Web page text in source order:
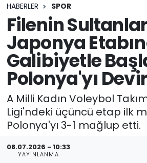
HABERLER SPOR
Filenin
Japonya
Galibiyetle
Polonya'yı
A Milli Kadın Voleybol
Ligi'ndeki üçüncü etap ilk
Polonya'yı 3-1 mağlup etti.
08.07.2026 - 10:33
YAYINLANMA
Süper Lig Puan Durumu ve
Tüm Manşetler
Son Dakika Haberleri
Haber Arşivi